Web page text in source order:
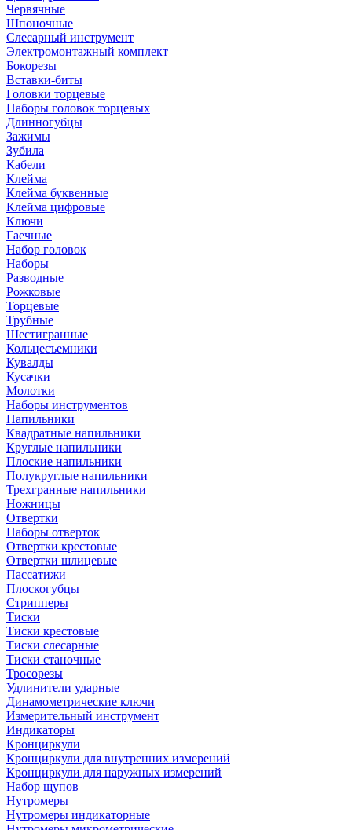
Червячные
Шпоночные
Слесарный инструмент
Электромонтажный комплект
Бокорезы
Вставки-биты
Головки торцевые
Наборы головок торцевых
Длинногубцы
Зажимы
Зубила
Кабели
Клейма
Клейма буквенные
Клейма цифровые
Ключи
Гаечные
Набор головок
Наборы
Разводные
Рожковые
Торцевые
Трубные
Шестигранные
Кольцесъемники
Кувалды
Кусачки
Молотки
Наборы инструментов
Напильники
Квадратные напильники
Круглые напильники
Плоские напильники
Полукруглые напильники
Трехгранные напильники
Ножницы
Отвертки
Наборы отверток
Отвертки крестовые
Отвертки шлицевые
Пассатижи
Плоскогубцы
Стрипперы
Тиски
Тиски крестовые
Тиски слесарные
Тиски станочные
Тросорезы
Удлинители ударные
Динамометрические ключи
Измерительный инструмент
Индикаторы
Кронциркули
Кронциркули для внутренних измерений
Кронциркули для наружных измерений
Набор щупов
Нутромеры
Нутромеры индикаторные